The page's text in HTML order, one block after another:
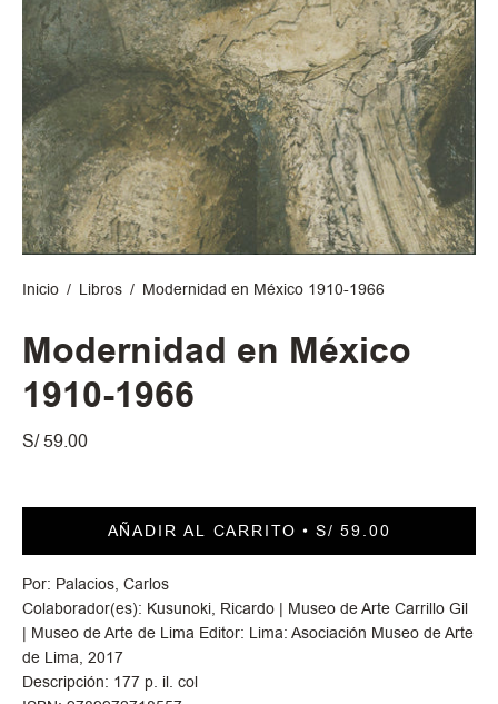
Inicio / Libros / Modernidad en México 1910-1966
Modernidad en México
1910-1966
S/ 59.00
AÑADIR AL CARRITO S/ 59.00
Por: Palacios, Carlos
Colaborador(es): Kusunoki, Ricardo | Museo de Arte Carrillo Gil
| Museo de Arte de Lima Editor: Lima: Asociación Museo de Arte
de Lima, 2017
Descripción: 177 p. il. col